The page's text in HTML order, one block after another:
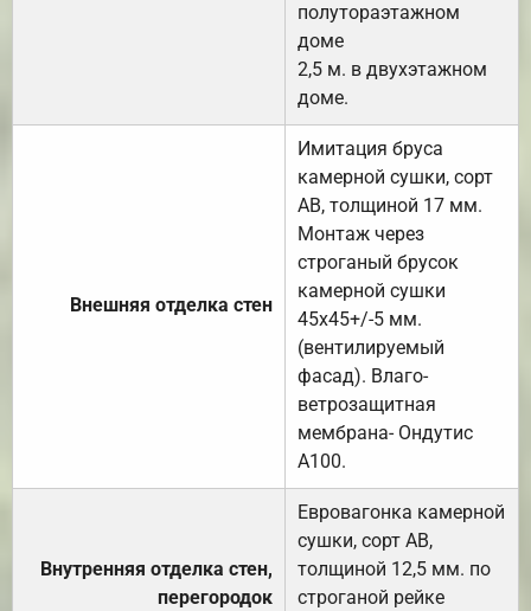
полутораэтажном
доме
2,5 м. в двухэтажном
доме.
Внешняя отделка стен
Имитация бруса
камерной сушки, сорт
АВ, толщиной 17 мм.
Монтаж через
строганый брусок
камерной сушки
45х45+/-5 мм.
(вентилируемый
фасад). Влаго-
ветрозащитная
мембрана- Ондутис
А100.
Внутренняя отделка стен,
перегородок
Евровагонка камерной
сушки, сорт АВ,
толщиной 12,5 мм. по
строганой рейке